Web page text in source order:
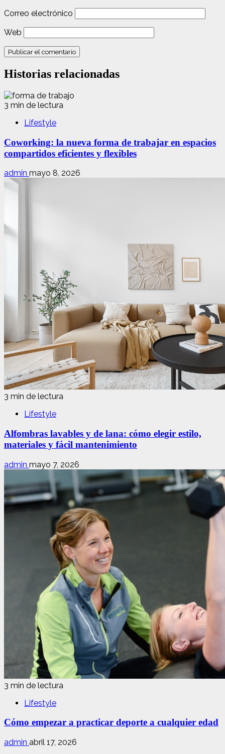
Correo electrónico
Web
Historias relacionadas
3 min de lectura
Lifestyle
Coworking: la nueva forma de trabajar en espacios
compartidos eficientes y flexibles
admin mayo 8, 2026
3 min de lectura
Lifestyle
Alfombras lavables y de lana: cómo elegir estilo,
materiales y fácil mantenimiento
admin mayo 7, 2026
3 min de lectura
Lifestyle
Cómo empezar a practicar deporte a cualquier edad
admin abril 17, 2026